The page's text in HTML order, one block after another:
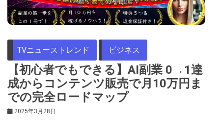
TVニューストレンド ビジネス
【初心者でもできる】AI副業 0→1達
成からコンテンツ販売で月10万円ま
での完全ロードマップ
2025年3月28日